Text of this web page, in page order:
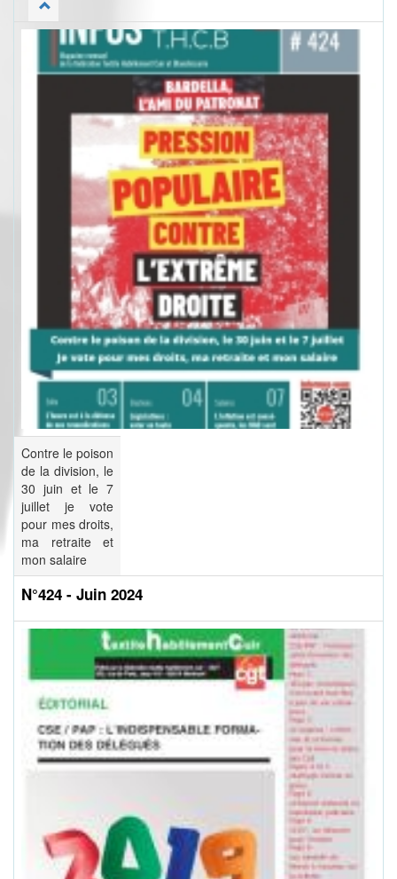
Contre le poison
de la division, le
30 juin et le 7
juillet je vote
pour mes droits,
ma retraite et
mon salaire
N°424 - Juin 2024